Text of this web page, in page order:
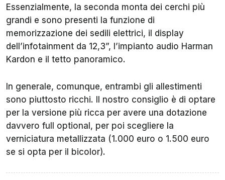
Essenzialmente, la seconda monta dei cerchi più
grandi e sono presenti la funzione di
memorizzazione dei sedili elettrici, il display
dell’infotainment da 12,3”, l’impianto audio Harman
Kardon e il tetto panoramico.
In generale, comunque, entrambi gli allestimenti
sono piuttosto ricchi. Il nostro consiglio è di optare
per la versione più ricca per avere una dotazione
davvero full optional, per poi scegliere la
verniciatura metallizzata (1.000 euro o 1.500 euro
se si opta per il bicolor).